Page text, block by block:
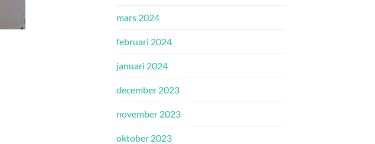
mars 2024
februari 2024
januari 2024
december 2023
november 2023
oktober 2023